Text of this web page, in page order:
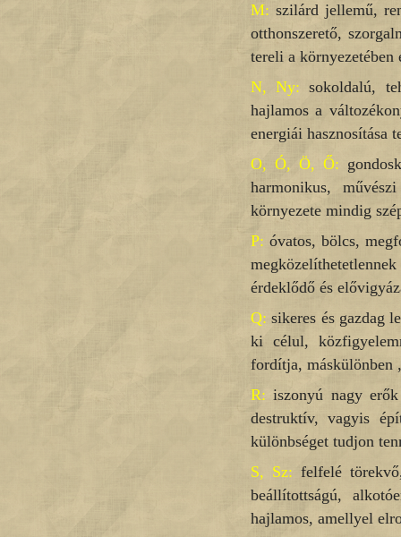
M: szilárd jellemű,
otthonszerető,
tereli a környezetében
N, Ny: sokoldalú,
hajlamos a
energiái hasznosítása
O, Ó, Ö, Ő:
harmonikus,
környezete mindig
P: óvatos, bölcs,
érdeklődő és
Q: sikeres és gazdag
ki célul,
fordítja, máskülönben
R: iszonyú nagy
destruktív, vagyis
különbséget tudjon
S, Sz: felfelé
beállítottságú,
hajlamos, amellyel